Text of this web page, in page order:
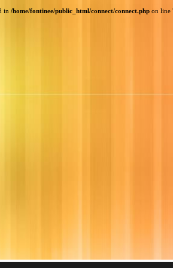
in /home/fontinee/public_html/connect/connect.php on line